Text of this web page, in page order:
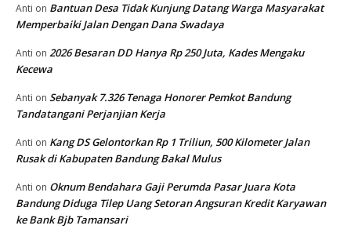
Anti on Bantuan Desa Tidak Kunjung Datang Warga Masyarakat
Memperbaiki Jalan Dengan Dana Swadaya
Anti on 2026 Besaran DD Hanya Rp 250 Juta, Kades Mengaku
Kecewa
Anti on Sebanyak 7.326 Tenaga Honorer Pemkot Bandung
Tandatangani Perjanjian Kerja
Anti on Kang DS Gelontorkan Rp 1 Triliun, 500 Kilometer Jalan
Rusak di Kabupaten Bandung Bakal Mulus
Anti on Oknum Bendahara Gaji Perumda Pasar Juara Kota
Bandung Diduga Tilep Uang Setoran Angsuran Kredit Karyawan
ke Bank Bjb Tamansari